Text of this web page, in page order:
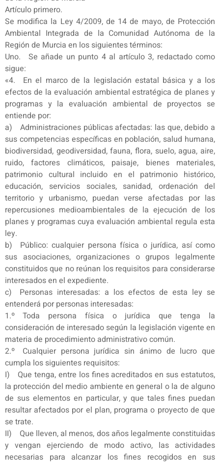
Artículo primero.
Se modifica la Ley 4/2009, de 14 de mayo, de Protección
Ambiental Integrada de la Comunidad Autónoma de la
Región de Murcia en los siguientes términos:
Uno. Se añade un punto 4 al artículo 3, redactado como
sigue:
«4. En el marco de la legislación estatal básica y a los
efectos de la evaluación ambiental estratégica de planes y
programas y la evaluación ambiental de proyectos se
entiende por:
a) Administraciones públicas afectadas: las que, debido a
sus competencias específicas en población, salud humana,
biodiversidad, geodiversidad, fauna, flora, suelo, agua, aire,
ruido, factores climáticos, paisaje, bienes materiales,
patrimonio cultural incluido en el patrimonio histórico,
educación, servicios sociales, sanidad, ordenación del
territorio y urbanismo, puedan verse afectadas por las
repercusiones medioambientales de la ejecución de los
planes y programas cuya evaluación ambiental regula esta
ley.
b) Público: cualquier persona física o jurídica, así como
sus asociaciones, organizaciones o grupos legalmente
constituidos que no reúnan los requisitos para considerarse
interesados en el expediente.
c) Personas interesadas: a los efectos de esta ley se
entenderá por personas interesadas:
1.º Toda persona física o jurídica que tenga la
consideración de interesado según la legislación vigente en
materia de procedimiento administrativo común.
2.º Cualquier persona jurídica sin ánimo de lucro que
cumpla los siguientes requisitos:
I) Que tenga, entre los fines acreditados en sus estatutos,
la protección del medio ambiente en general o la de alguno
de sus elementos en particular, y que tales fines puedan
resultar afectados por el plan, programa o proyecto de que
se trate.
II) Que lleven, al menos, dos años legalmente constituidas
y vengan ejerciendo de modo activo, las actividades
necesarias para alcanzar los fines recogidos en sus